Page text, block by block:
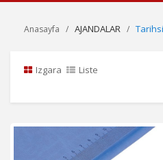
Anasayfa AJANDALAR
Izgara
Liste